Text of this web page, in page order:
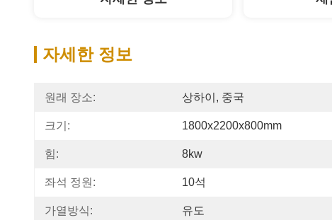
자세한 정보
원래 장소: 상하이, 중국
크기: 1800x2200x800mm
힘: 8kw
좌석 정원: 10석
가열방식: 유도